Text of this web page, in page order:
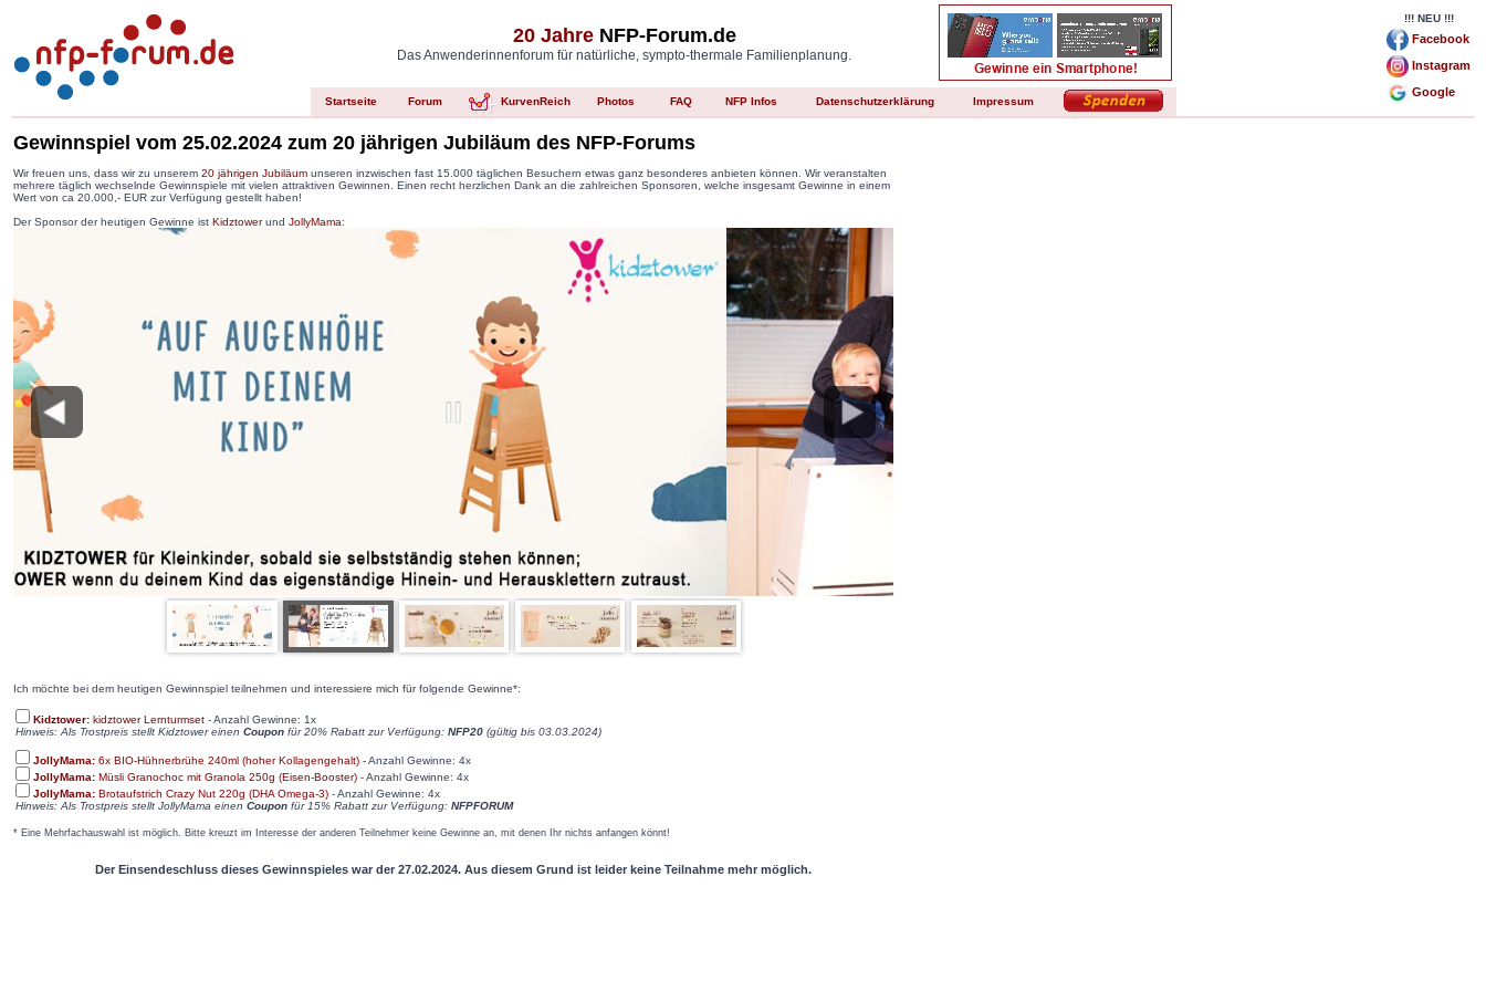
20 JahreNFP-Forum.de
Das Anwenderinnenforum für natürliche, sympto-thermale Familienplanung.
Startseite Forum KurvenReich Photos FAQ NFP Infos Datenschutzerklärung Impressum
!!! NEU !!!
Facebook
Instagram
Google
Gewinnspiel vom 25.02.2024 zum 20 jährigen Jubiläum des NFP-Forums
Wir freuen uns, dass wir zu unserem 20 jährigen Jubiläum unseren inzwischen fast 15.000 täglichen Besuchern etwas ganz besonderes anbieten können. Wir veranstalten
mehrere täglich wechselnde Gewinnspiele mit vielen attraktiven Gewinnen. Einen recht herzlichen Dank an die zahlreichen Sponsoren, welche insgesamt Gewinne in einem
Wert von ca 20.000,- EUR zur Verfügung gestellt haben!
Der Sponsor der heutigen Gewinne ist Kidztowerund JollyMama:
Ich möchte bei dem heutigen Gewinnspiel teilnehmen und interessiere mich für folgende Gewinne*:
Kidztower: kidztower Lernturmset - Anzahl Gewinne: 1x
Hinweis: Als Trostpreis stellt Kidztower einen Coupon für 20% Rabatt zur Verfügung: NFP20 (gültig bis 03.03.2024)
JollyMama: 6x BIO-Hühnerbrühe 240ml (hoher Kollagengehalt) - Anzahl Gewinne: 4x
JollyMama: Müsli Granochoc mit Granola 250g (Eisen-Booster) - Anzahl Gewinne: 4x
JollyMama: Brotaufstrich Crazy Nut 220g (DHA Omega-3) - Anzahl Gewinne: 4x
Hinweis: Als Trostpreis stellt JollyMama einen Coupon für 15% Rabatt zur Verfügung: NFPFORUM
* Eine Mehrfachauswahl ist möglich. Bitte kreuzt im Interesse der anderen Teilnehmer keine Gewinne an, mit denen Ihr nichts anfangen könnt!
Der Einsendeschluss dieses Gewinnspieles war der 27.02.2024. Aus diesem Grund ist leider keine Teilnahme mehr möglich.